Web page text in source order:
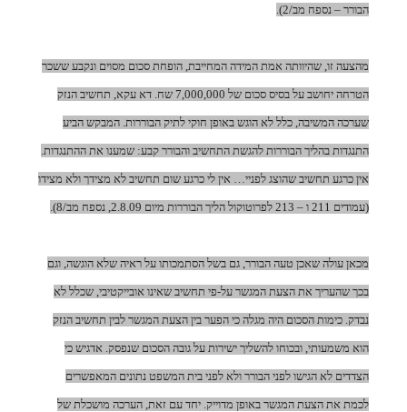
הבורר – נספח מב/2).
מהצעה זו, שהיוותה אמת המידה המחייבת, הופחת סכום מסוים ונקבע ששכר
הטרחה יחושב על בסיס סכום של 7,000,000 שח. דא עקא, תחשיב הנזק
שערכה המשיבה, כלל לא הוגש באופן חוקי לתיק הבוררות. המבקש הביע
התנגדות בהליך הבוררות להגשת התחשיב והבורר קבע: שמענו את ההתנגדות.
אין כרגע תחשיב שהוצג לפניי… אין לי כרגע שום תחשיב לא מצידך ולא מצידו
(עמודים 211 ו – 213 לפרוטוקול הליך הבוררות מיום 2.8.09, נספח מב/8).
מכאן עולה שאכן טעה הבורר, גם בשל הסתמכותו על ראיה שלא הוגשה, וגם
בכך שהעריך את הצעת המגשר על-פי תחשיב שאינו אובייקטיבי, שכלל לא
נבדק. כימות הסכום היה מגלה כי הפער בין הצעת המגשר לבין תחשיב הנזק
הוא משמעותי, ובכוחו להשליך ישירות על גובה הסכום שנפסק. אדגיש כי
הצדדים לא הגישו לפני הבורר ולא לפני בית המשפט נתונים המאפשרים
לכמת את הצעת המגשר באופן מדוייק. יחד עם זאת, הערכה מושכלת של